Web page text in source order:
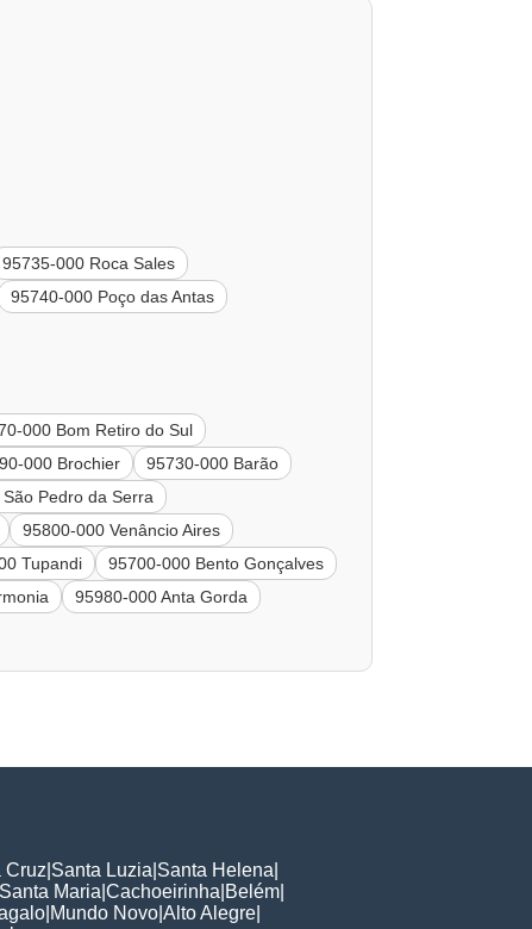
95735-000 Roca Sales
95740-000 Poço das Antas
000 Bom Retiro do Sul
000 Brochier
95730-000 Barão
Pedro da Serra
95800-000 Venâncio Aires
Tupandi
95700-000 Bento Gonçalves
95980-000 Anta Gorda
Cruz Santa Luzia Santa Helena
Santa Maria Cachoeirinha Belém
Mundo Novo Alto Alegre